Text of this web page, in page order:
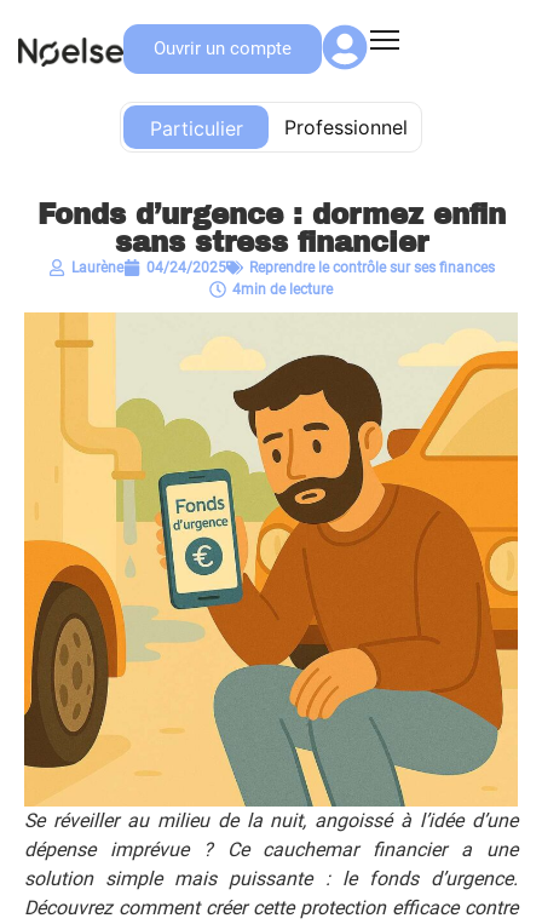
Ouvrir un compte
Particulier Professionnel
Particulier
Fonds d’urgence : dormez enfin
sans stress financier
Laurène 04/24/2025
Reprendre le contrôle sur ses finances
4min de lecture
Se réveiller au milieu de la nuit, angoissé à l’idée d’une
dépense imprévue ? Ce cauchemar financier a une
solution simple mais puissante : le fonds d’urgence.
Découvrez comment créer cette protection efficace contre